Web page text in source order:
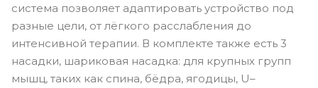
система позволяет адаптировать устройство под
разные цели, от лёгкого расслабления до
интенсивной терапии. В комплекте также есть 3
насадки, шариковая насадка: для крупных групп
мышц, таких как спина, бёдра, ягодицы, U–